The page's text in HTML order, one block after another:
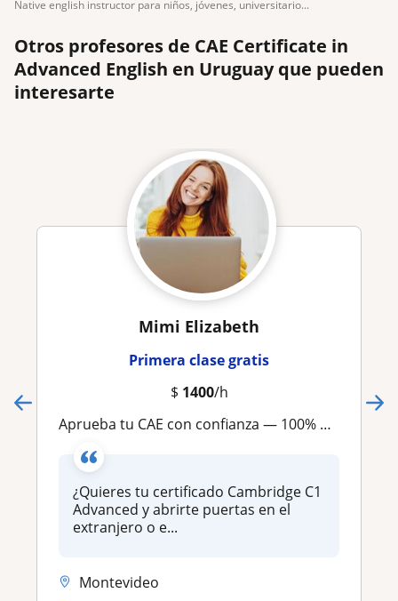
native english instructor para niños, jóvenes, universitario...
Otros profesores de CAE Certificate in
Advanced English en Uruguay que pueden
interesarte
Mimi Elizabeth
Primera clase gratis
$ 1400/h
Aprueba tu CAE con confianza — 100% de éxito en exámenes Cambridge
¿Quieres tu certificado Cambridge C1
Advanced y abrirte puertas en el
extranjero o e...
Montevideo